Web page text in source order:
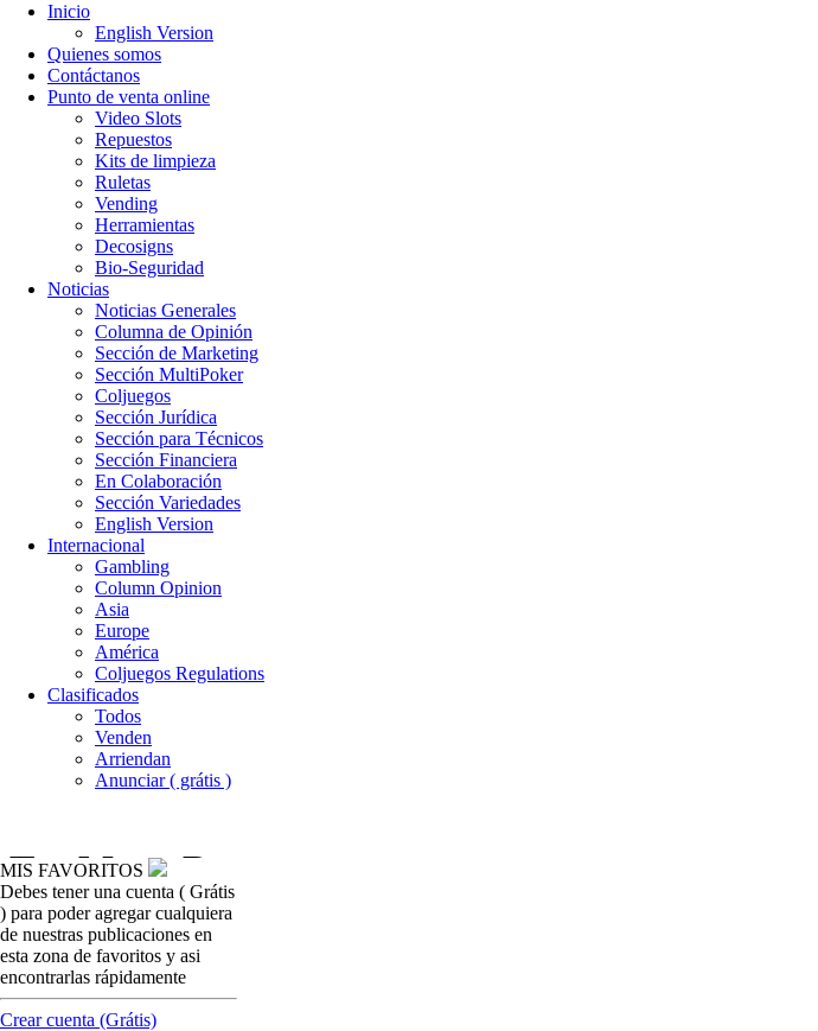
Inicio
English Version
Quienes somos
Contáctanos
Punto de venta online
Video Slots
Repuestos
Kits de limpieza
Ruletas
Vending
Herramientas
Decosigns
Bio-Seguridad
Noticias
Noticias Generales
Columna de Opinión
Sección de Marketing
Sección MultiPoker
Coljuegos
Sección Jurídica
Sección para Técnicos
Sección Financiera
En Colaboración
Sección Variedades
English Version
Internacional
Gambling
Column Opinion
Asia
Europe
América
Coljuegos Regulations
Clasificados
Todos
Venden
Arriendan
Anunciar ( grátis )
MIS FAVORITOS
Debes tener una cuenta ( Grátis
) para poder agregar cualquiera
de nuestras publicaciones en
esta zona de favoritos y asi
encontrarlas rápidamente
Crear cuenta (Grátis)